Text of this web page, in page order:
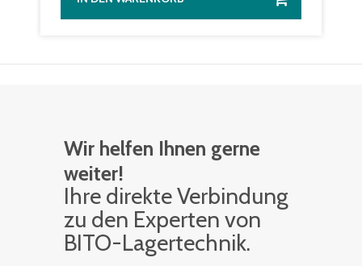
Wir helfen Ihnen gerne
weiter!
Ihre di­rek­te Ver­bin­dung
zu den Ex­per­ten von
BITO-La­ger­tech­nik.